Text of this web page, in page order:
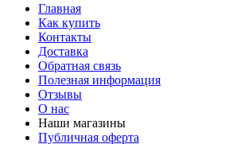
Главная
Как купить
Контакты
Доставка
Обратная связь
Полезная информация
Отзывы
О нас
Наши магазины
Публичная оферта